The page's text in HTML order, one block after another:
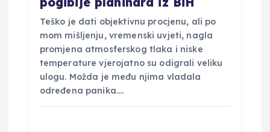
Teško je dati objektivnu procjenu, ali po
mom mišljenju, vremenski uvjeti, nagla
promjena atmosferskog tlaka i niske
temperature vjerojatno su odigrali veliku
ulogu. Možda je među njima vladala
određena panika.…